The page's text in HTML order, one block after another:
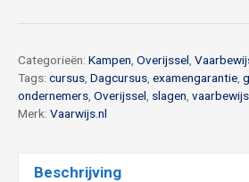
december
aantal
Categorieën: Kampen, Overijssel,
Tags: cursus, Dagcursus, examengarantie,
ondernemers, Overijssel, slagen, vaarbewijs
Merk: Vaarwijs.nl
Beschrijving